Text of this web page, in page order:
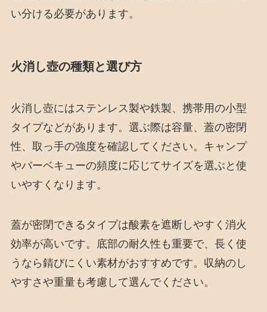
い分ける必要があります。
火消し壺の種類と選び方
火消し壺にはステンレス製や鉄製、携帯用の小型
タイプなどがあります。選ぶ際は容量、蓋の密閉
性、取っ手の強度を確認してください。キャンプ
やバーベキューの頻度に応じてサイズを選ぶと使
いやすくなります。
蓋が密閉できるタイプは酸素を遮断しやすく消火
効率が高いです。底部の耐久性も重要で、長く使
うなら錆びにくい素材がおすすめです。収納のし
やすさや重量も考慮して選んでください。